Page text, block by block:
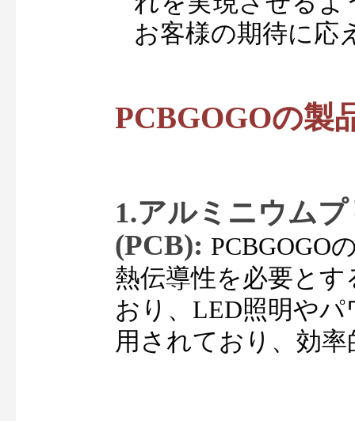
お客様の期待に応
PCBGOGOの製
1.アルミニウム
(PCB): PCBGOGO
熱伝導性を必要と
おり、LED照明や
用されており、効